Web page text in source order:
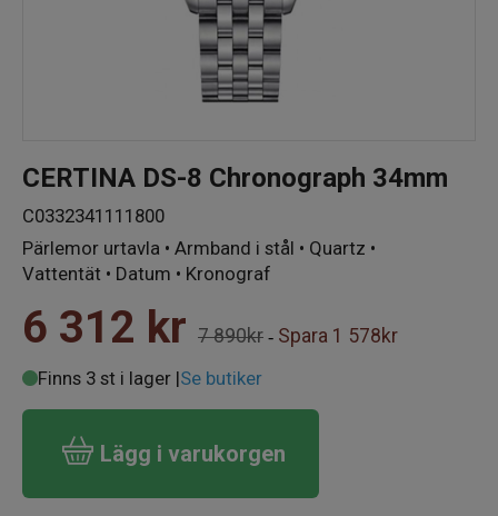
CERTINA DS-8 Chronograph 34mm
C0332341111800
Pärlemor urtavla • Armband i stål • Quartz •
Vattentät • Datum • Kronograf
6 312 kr 7 890kr - Spara 1 578kr
Finns 3 st i lager |Se butiker
Lägg i varukorgen